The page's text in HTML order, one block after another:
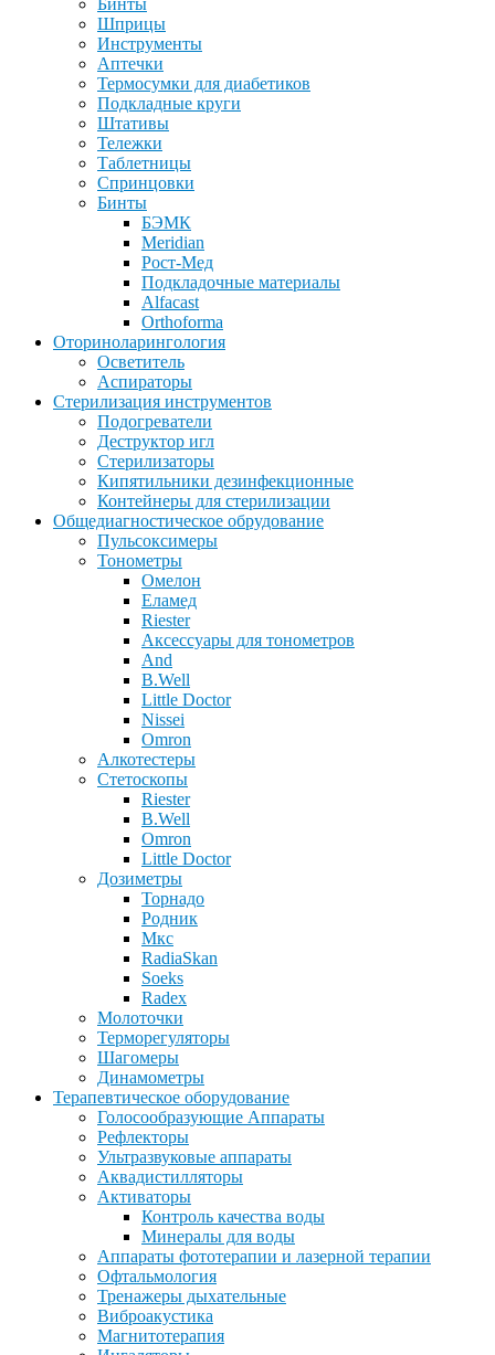
Бинты
Шприцы
Инструменты
Аптечки
Термосумки для диабетиков
Подкладные круги
Штативы
Тележки
Таблетницы
Спринцовки
Бинты
БЭМК
Meridian
Рост-Мед
Подкладочные материалы
Alfacast
Orthoforma
Оториноларингология
Осветитель
Аспираторы
Стерилизация инструментов
Подогреватели
Деструктор игл
Стерилизаторы
Кипятильники дезинфекционные
Контейнеры для стерилизации
Общедиагностическое обрудование
Пульсоксимеры
Тонометры
Омелон
Еламед
Riester
Аксессуары для тонометров
And
B.Well
Little Doctor
Nissei
Omron
Алкотестеры
Стетоскопы
Riester
B.Well
Omron
Little Doctor
Дозиметры
Торнадо
Родник
Мкс
RadiaSkan
Soeks
Radex
Молоточки
Терморегуляторы
Шагомеры
Динамометры
Терапевтическое оборудование
Голосообразующие Аппараты
Рефлекторы
Ультразвуковые аппараты
Аквадистилляторы
Активаторы
Контроль качества воды
Минералы для воды
Аппараты фототерапии и лазерной терапии
Офтальмология
Тренажеры дыхательные
Виброакустика
Магнитотерапия